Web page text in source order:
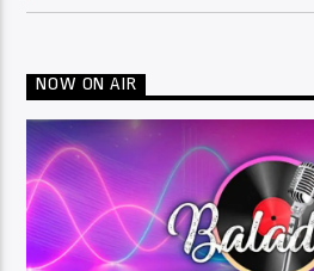
NOW ON AIR